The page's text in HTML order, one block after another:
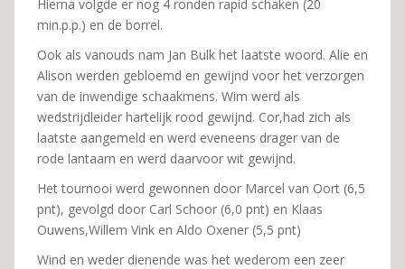
Hierna volgde er nog 4 ronden rapid schaken (20
min.p.p.) en de borrel.
Ook als vanouds nam Jan Bulk het laatste woord. Alie en
Alison werden gebloemd en gewijnd voor het verzorgen
van de inwendige schaakmens. Wim werd als
wedstrijdleider hartelijk rood gewijnd. Cor,had zich als
laatste aangemeld en werd eveneens drager van de
rode lantaarn en werd daarvoor wit gewijnd.
Het tournooi werd gewonnen door Marcel van Oort (6,5
pnt), gevolgd door Carl Schoor (6,0 pnt) en Klaas
Ouwens,Willem Vink en Aldo Oxener (5,5 pnt)
Wind en weder dienende was het wederom een zeer